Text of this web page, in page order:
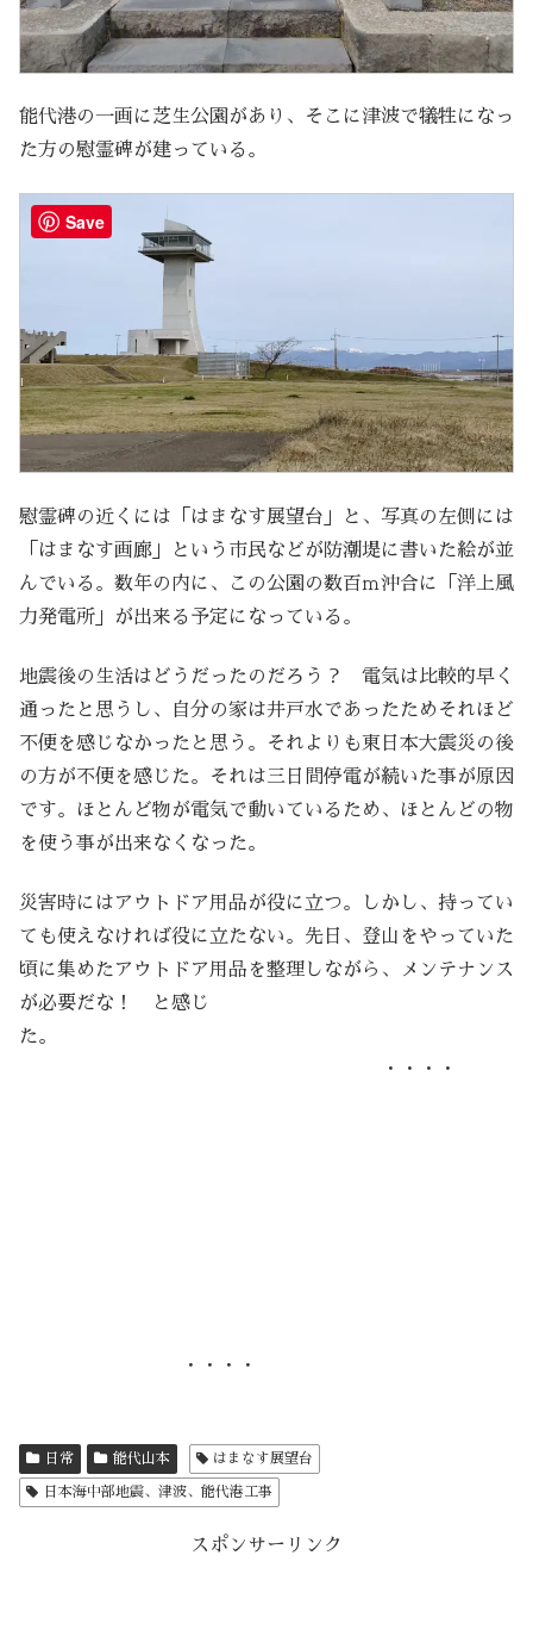
能代港の一画に芝生公園があり、そこに津波で犠牲になっ
た方の慰霊碑が建っている。
慰霊碑の近くには「はまなす展望台」と、写真の左側には
「はまなす画廊」という市民などが防潮堤に書いた絵が並
んでいる。数年の内に、この公園の数百ｍ沖合に「洋上風
力発電所」が出来る予定になっている。
地震後の生活はどうだったのだろう？ 電気は比較的早く
通ったと思うし、自分の家は井戸水であったためそれほど
不便を感じなかったと思う。それよりも東日本大震災の後
の方が不便を感じた。それは三日間停電が続いた事が原因
です。ほとんど物が電気で動いているため、ほとんどの物
を使う事が出来なくなった。
災害時にはアウトドア用品が役に立つ。しかし、持ってい
ても使えなければ役に立たない。先日、登山をやっていた
頃に集めたアウトドア用品を整理しながら、メンテナンス
が必要だな！ と感じ
た。
・・・・
・・・・
日常 能代山本 はまなす展望台
日本海中部地震、津波、能代港工事
スポンサーリンク
Save